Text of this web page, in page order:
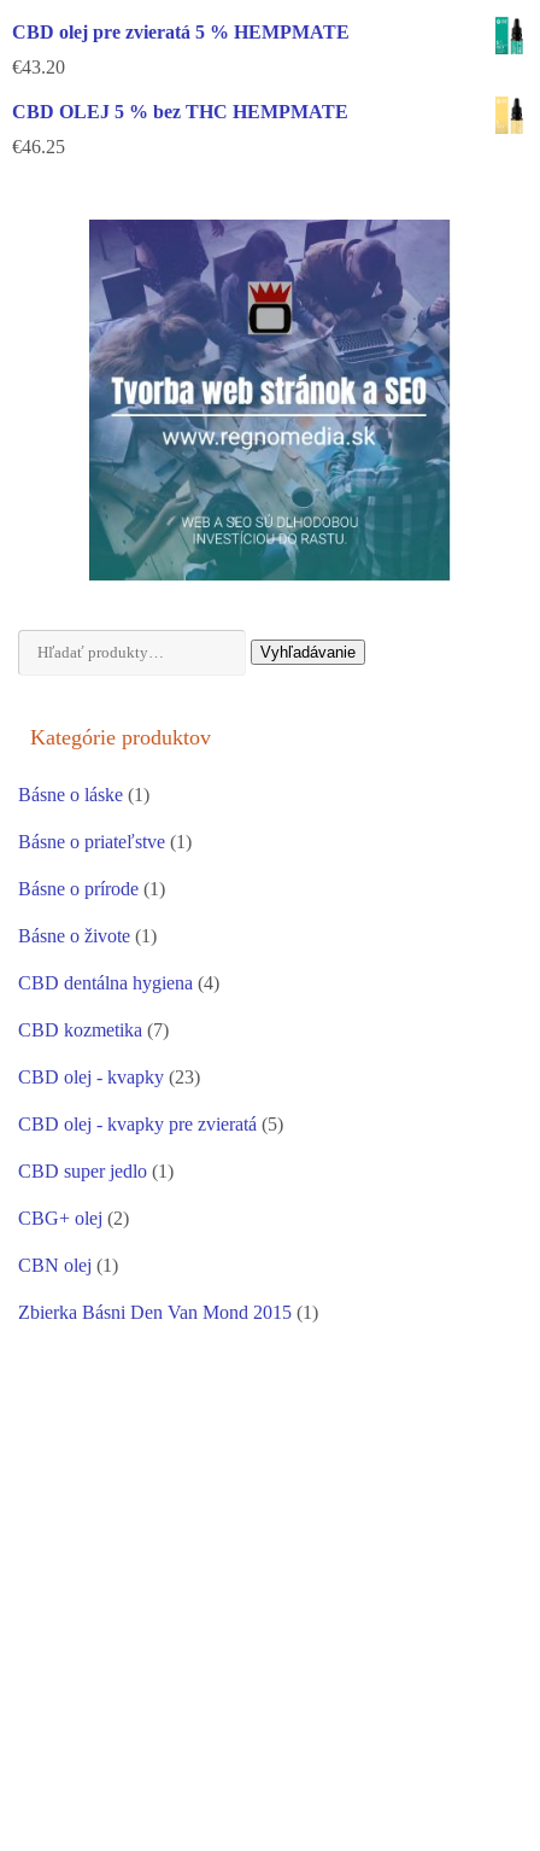
CBD olej pre zvieratá 5 % HEMPMATE
€43.20
CBD OLEJ 5 % bez THC HEMPMATE
€46.25
Hľadať: Vyhľadávanie
Kategórie produktov
Básne o láske (1)
Básne o priateľstve (1)
Básne o prírode (1)
Básne o živote (1)
CBD dentálna hygiena (4)
CBD kozmetika (7)
CBD olej - kvapky (23)
CBD olej - kvapky pre zvieratá (5)
CBD super jedlo (1)
CBG+ olej (2)
CBN olej (1)
Zbierka Básni Den Van Mond 2015 (1)